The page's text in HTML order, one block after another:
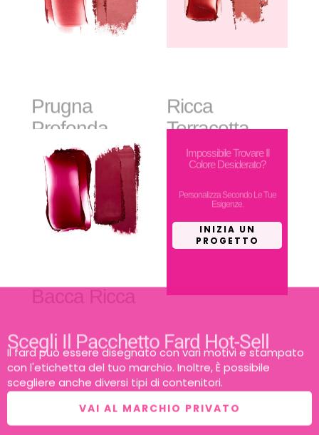
Profonda
Terracotta
Bacca Ricca
Colore Desiderato?
Esigenze.
INIZIA UN
PROGETTO
Scegli Il Pacchetto Fard Hot-Sell
Il fard può essere disegnato con vari motivi e stampato
con l'etichetta del tuo marchio. Inoltre, È possibile
scegliere anche diversi tipi di contenitori.